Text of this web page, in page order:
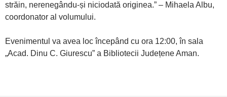
străin, nerenegându-și niciodată originea.” – Mihaela Albu,
coordonator al volumului.
Evenimentul va avea loc începând cu ora 12:00, în sala
„Acad. Dinu C. Giurescu” a Bibliotecii Județene Aman.